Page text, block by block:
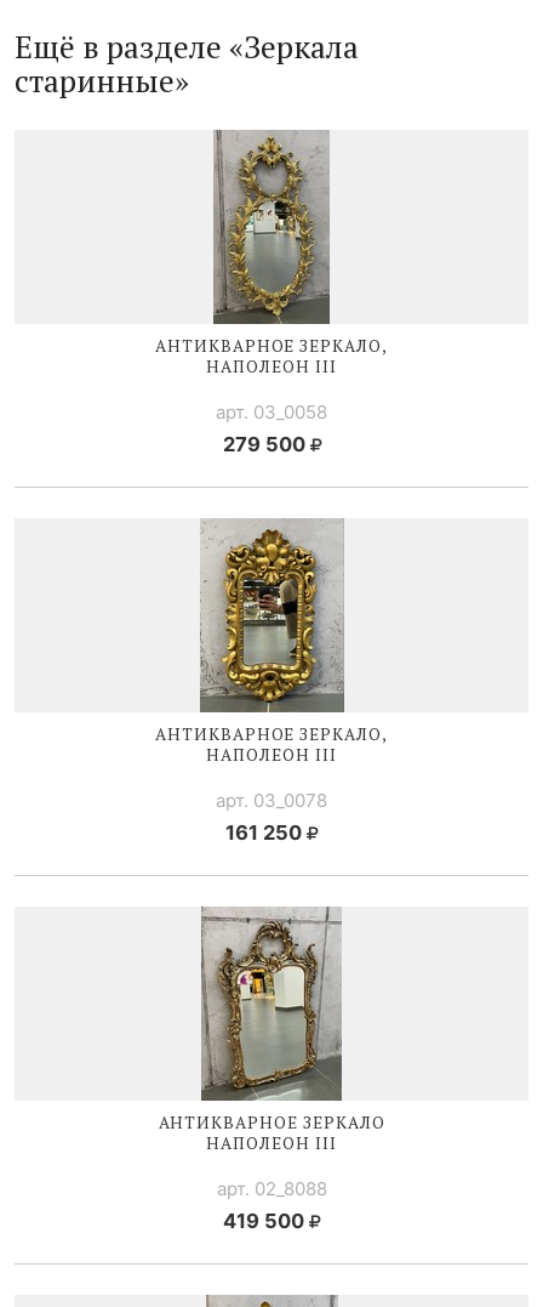
Ещё в разделе «Зеркала
старинные»
АНТИКВАРНОЕ ЗЕРКАЛО,
НАПОЛЕОН III
арт. 03_0058
279 500
АНТИКВАРНОЕ ЗЕРКАЛО,
НАПОЛЕОН III
арт. 03_0078
161 250
АНТИКВАРНОЕ ЗЕРКАЛО
НАПОЛЕОН III
арт. 02_8088
419 500